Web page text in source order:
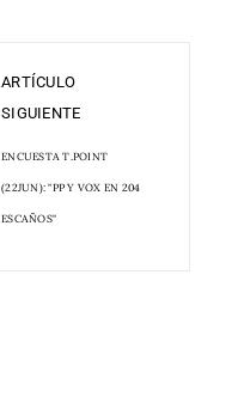
ARTÍCULO
SIGUIENTE
ENCUESTA T.POINT
(22JUN): "PP Y VOX EN 204
ESCAÑOS"